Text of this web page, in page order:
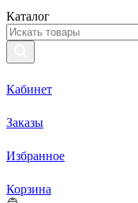
Каталог
Кабинет
Заказы
Избранное
Корзина